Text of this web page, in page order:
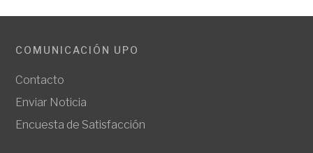
COMUNICACIÓN UPO
Contacto
Enviar Noticia
Encuesta de Satisfacción